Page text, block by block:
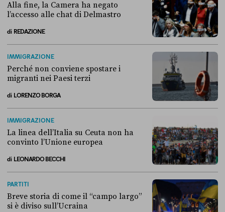
Alla fine, la Camera ha negato
l’accesso alle chat di Delmastro
di REDAZIONE
IMMIGRAZIONE
Perché non conviene spostare i
migranti nei Paesi terzi
di LORENZO BORGA
IMMIGRAZIONE
La linea dell’Italia su Ceuta non ha
convinto l’Unione europea
di LEONARDO BECCHI
PARTITI
Breve storia di come il “campo largo”
si è diviso sull’Ucraina